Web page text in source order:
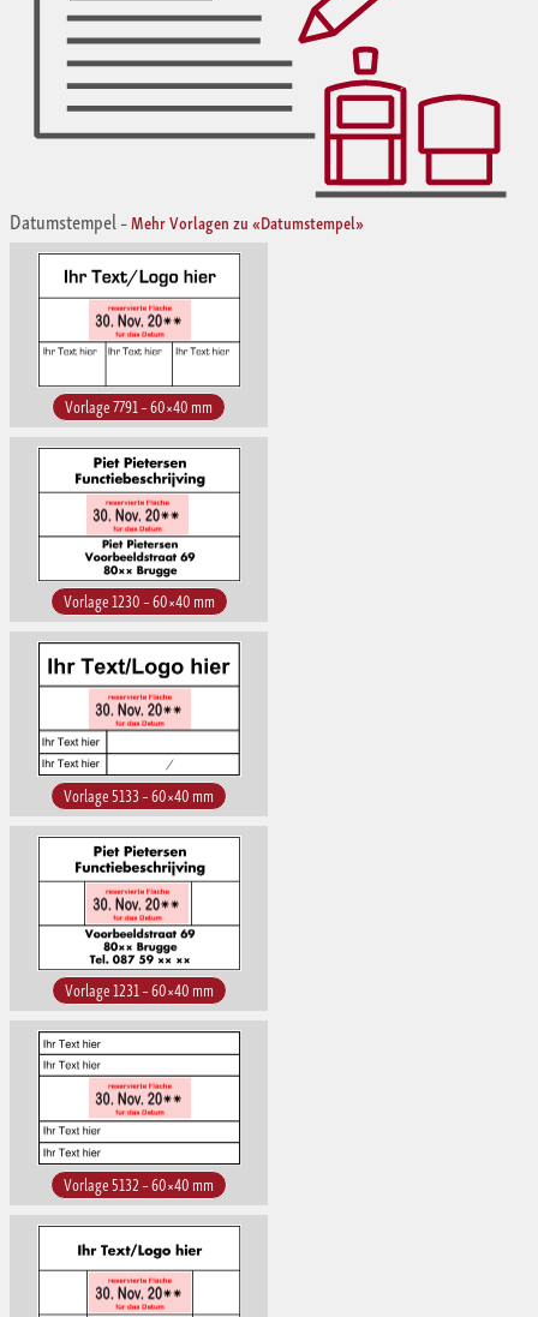
Datumstempel–Mehr Vorlagen zu «Datumstempel»
Vorlage 7791 – 60×40 mm
Vorlage 1230 – 60×40 mm
Vorlage 5133 – 60×40 mm
Vorlage 1231 – 60×40 mm
Vorlage 5132 – 60×40 mm